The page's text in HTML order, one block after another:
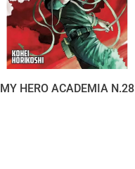
MY HERO ACADEMIA N.28